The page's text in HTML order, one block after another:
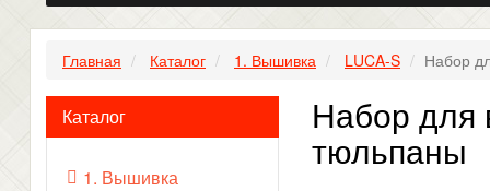
Главная Каталог 1. Вышивка LUCA-S Набор
Каталог
1. Вышивка
Набор для
тюльпаны